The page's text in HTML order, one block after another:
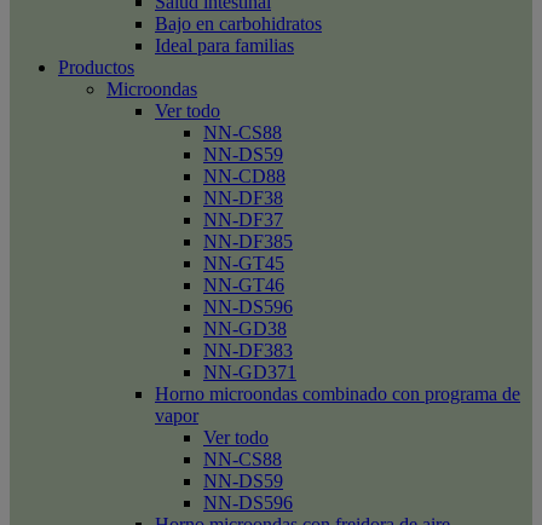
Bajo en carbohidratos
Ideal para familias
Productos
Microondas
Ver todo
NN-CS88
NN-DS59
NN-CD88
NN-DF38
NN-DF37
NN-DF385
NN-GT45
NN-GT46
NN-DS596
NN-GD38
NN-DF383
NN-GD371
Horno microondas combinado con programa de
vapor
Ver todo
NN-CS88
NN-DS59
NN-DS596